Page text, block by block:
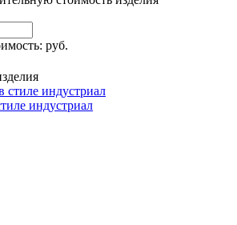
руб.
индустриал